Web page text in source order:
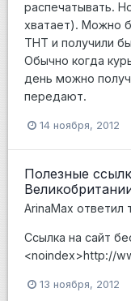
распечатывать.
хватает). Можно
ТНТ и получили
Обычно когда
день можно
передают.
14 ноября, 2012
Полезные
ArinaMax ответил
Ссылка на сайт
<noindex>http://
13 ноября, 2012